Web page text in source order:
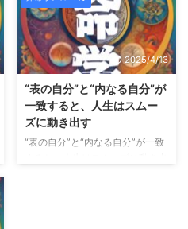
い」「自分はうまくやっている」
と思い始めます。 そして不思議
なことに、一番大切だったはずの
声が、聞こえなくなっていく。
師匠の言葉。昔お世話になった人
の助言。厳しくも愛のあるフィー
ドバック。 それらが「うるさい
もの」「古い価値観」「今の自分
には合わないもの」に見え始め
2025/4/13
“表の自分”と“内なる自分”が
一致すると、人生はスムー
ズに動き出す
“表の自分”と“内なる自分”が一致